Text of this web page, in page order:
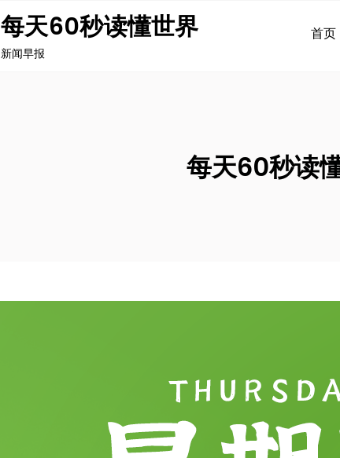
每天60秒读懂世界
新闻早报
首页
每天60秒读